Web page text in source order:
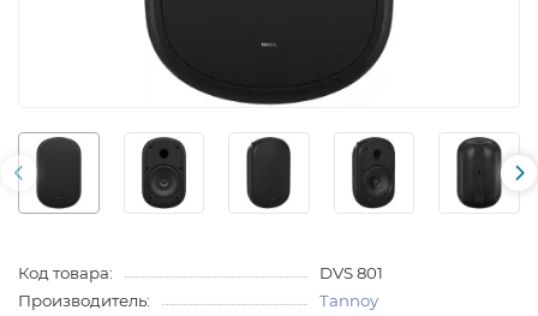
Код товара:
DVS 801
Производитель:
Tannoy